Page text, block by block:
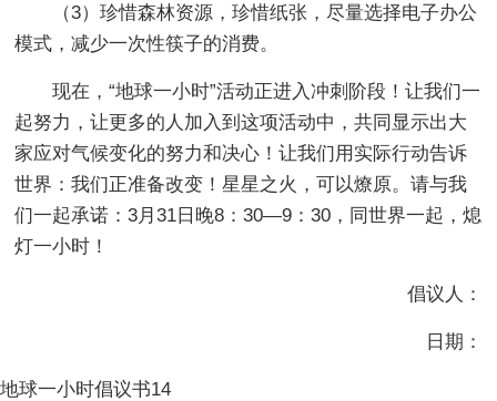
（3）珍惜森林资源，珍惜纸张，尽量选择电子办公
模式，减少一次性筷子的消费。
现在，“地球一小时”活动正进入冲刺阶段！让我们一
起努力，让更多的人加入到这项活动中，共同显示出大
家应对气候变化的努力和决心！让我们用实际行动告诉
世界：我们正准备改变！星星之火，可以燎原。请与我
们一起承诺：3月31日晚8：30—9：30，同世界一起，熄
灯一小时！
倡议人：
日期：
地球一小时倡议书14